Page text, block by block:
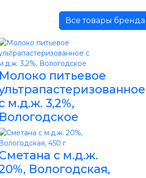
Все товары бренда
питьевое
м.д.ж. 3,2%,
с м.д.ж.
Вологодская,